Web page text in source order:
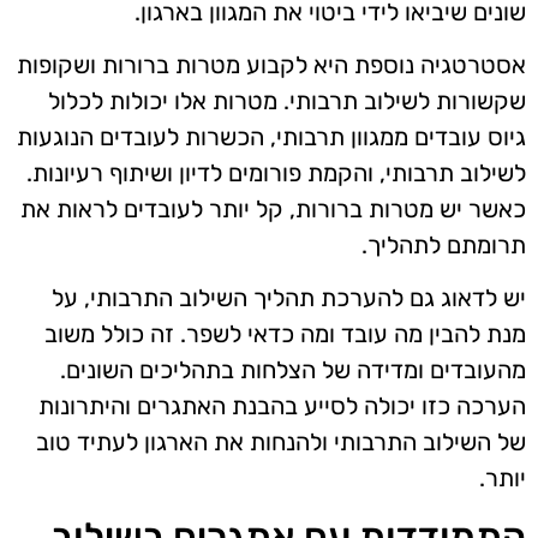
שונים שיביאו לידי ביטוי את המגוון בארגון.
אסטרטגיה נוספת היא לקבוע מטרות ברורות ושקופות
שקשורות לשילוב תרבותי. מטרות אלו יכולות לכלול
גיוס עובדים ממגוון תרבותי, הכשרות לעובדים הנוגעות
לשילוב תרבותי, והקמת פורומים לדיון ושיתוף רעיונות.
כאשר יש מטרות ברורות, קל יותר לעובדים לראות את
תרומתם לתהליך.
יש לדאוג גם להערכת תהליך השילוב התרבותי, על
מנת להבין מה עובד ומה כדאי לשפר. זה כולל משוב
מהעובדים ומדידה של הצלחות בתהליכים השונים.
הערכה כזו יכולה לסייע בהבנת האתגרים והיתרונות
של השילוב התרבותי ולהנחות את הארגון לעתיד טוב
יותר.